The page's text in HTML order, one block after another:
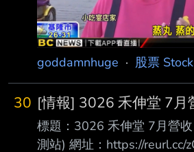
由是對明年DRAM及NAND
的預
goddamnhuge · 股票 Stock
30 [情報] 3026 禾伸堂 7月
標題：3026 禾伸堂 7月營
測站) 網址：https://reurl.cc/